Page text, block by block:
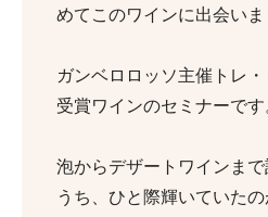
めてこのワインに出会いま
ガンベロロッソ主催トレ
受賞ワインのセミナーです
泡からデザートワインま
うち、ひと際輝いていたの